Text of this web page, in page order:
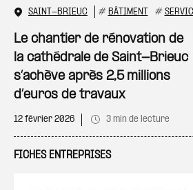
SAINT-BRIEUC # BÂTIMENT #
Le chantier de rénovation de
la cathédrale de Saint-Brieuc
s’achève après 2,5 millions
d’euros de travaux
12 février 2026 3 min de lecture
FICHES ENTREPRISES